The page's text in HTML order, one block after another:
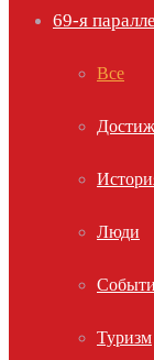
69-я
Все
Люди
Туризм